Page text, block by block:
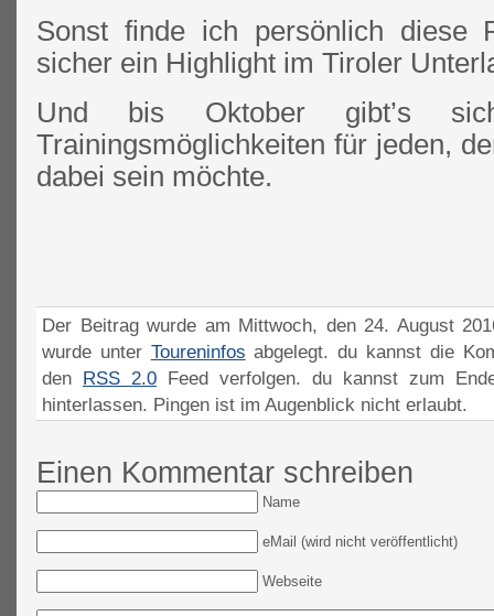
Sonst finde ich persönlich diese
sicher ein Highlight im Tiroler
Und bis Oktober gibt’s
Trainingsmöglichkeiten für jeden,
dabei sein möchte.
Der Beitrag wurde am Mittwoch, den 24. August
wurde unter Toureninfos abgelegt. du kannst die
den RSS 2.0 Feed verfolgen. du kannst zum
hinterlassen. Pingen ist im Augenblick nicht erlaubt.
Einen Kommentar schreiben
Name
eMail (wird nicht veröffentlicht)
Webseite